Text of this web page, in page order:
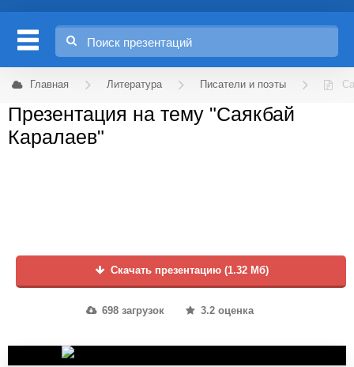
Главная Литература Писатели и поэты
Презентация на тему "Саякбай
Каралаев"
Скачать презентацию (1.32 Мб)
698 загрузок 3.2 оценка